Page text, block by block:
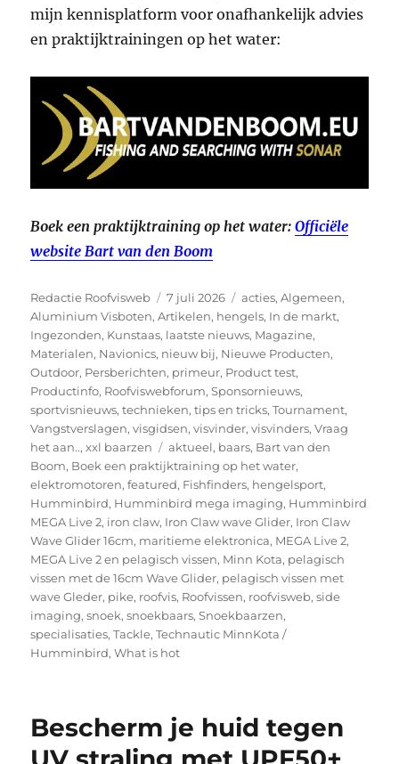
mijn kennisplatform voor onafhankelijk advies
en praktijktrainingen op het water:
Boek een praktijktraining op het water:Officiële
website Bart van den Boom
Auteur
Redactie Roofvisweb
Geplaatst
op
7 juli 2026 Categorieën
acties,Algemeen,
Aluminium Visboten,Artikelen, hengels, In de markt,
Ingezonden, Kunstaas, laatste nieuws, Magazine,
Materialen, Navionics, nieuw bij, Nieuwe Producten,
Outdoor, Persberichten, primeur, Product test,
Productinfo, Roofviswebforum,Sponsornieuws,
sportvisnieuws,technieken,tips en tricks,Tournament,
Vangstverslagen,visgidsen,visvinder,visvinders,Vraag
het aan..,xxl baarzen Tags
aktueel, baars, Bart van den
Boom, Boek een praktijktraining op het water,
elektromotoren,featured, Fishfinders, hengelsport,
Humminbird, Humminbird mega imaging, Humminbird
MEGA Live 2, iron claw, Iron Claw wave Glider, Iron Claw
Wave Glider 16cm, maritieme elektronica, MEGA Live 2,
MEGA Live 2 en pelagisch vissen, Minn Kota, pelagisch
vissen met de 16cm Wave Glider, pelagisch vissen met
wave Gleder, pike, roofvis, Roofvissen, roofvisweb,side
imaging,snoek,snoekbaars,Snoekbaarzen,
specialisaties,Tackle,Technautic MinnKota /
Humminbird,What is hot
Bescherm je huid tegen